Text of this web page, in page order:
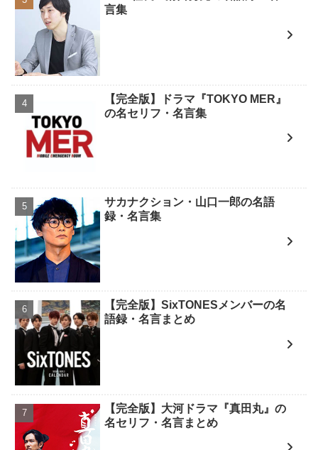
言集
【完全版】ドラマ『TOKYO MER』
の名セリフ・名言集
サカナクション・山口一郎の名語
録・名言集
【完全版】SixTONESメンバーの名
語録・名言まとめ
【完全版】大河ドラマ『真田丸』の
名セリフ・名言まとめ